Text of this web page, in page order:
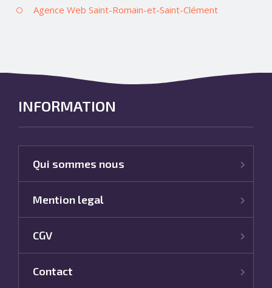
Agence Web Saint-Romain-et-Saint-Clément
INFORMATION
Qui sommes nous
Mention legal
CGV
Contact